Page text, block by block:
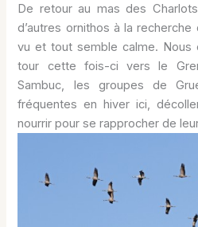
De retour au mas des
d’autres ornithos à la recherche
vu et tout semble calme. Nous
tour cette fois-ci vers le
Sambuc, les groupes de
fréquentes en hiver ici,
nourrir pour se rapprocher de